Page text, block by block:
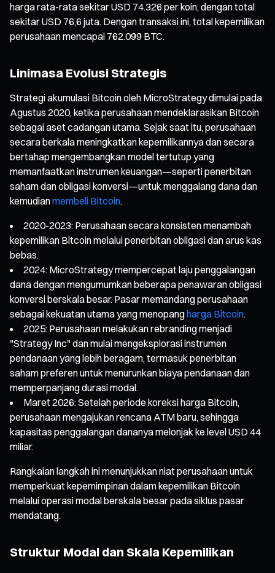
harga rata-rata sekitar USD 74.326 per koin, dengan total
sekitar USD 76,6 juta. Dengan transaksi ini, total kepemilikan
perusahaan mencapai 762.099 BTC.
Linimasa Evolusi Strategis
Strategi akumulasi Bitcoin oleh MicroStrategy dimulai pada
Agustus 2020, ketika perusahaan mendeklarasikan Bitcoin
sebagai aset cadangan utama. Sejak saat itu, perusahaan
secara berkala meningkatkan kepemilikannya dan secara
bertahap mengembangkan model tertutup yang
memanfaatkan instrumen keuangan—seperti penerbitan
saham dan obligasi konversi—untuk menggalang dana dan
kemudianmembeli Bitcoin.
2020-2023: Perusahaan secara konsisten menambah
kepemilikan Bitcoin melalui penerbitan obligasi dan arus kas
bebas.
2024: MicroStrategy mempercepat laju penggalangan
dana dengan mengumumkan beberapa penawaran obligasi
konversi berskala besar. Pasar memandang perusahaan
sebagai kekuatan utama yang menopangharga Bitcoin.
2025: Perusahaan melakukan rebranding menjadi
"Strategy Inc" dan mulai mengeksplorasi instrumen
pendanaan yang lebih beragam, termasuk penerbitan
saham preferen untuk menurunkan biaya pendanaan dan
memperpanjang durasi modal.
Maret 2026: Setelah periode koreksi harga Bitcoin,
perusahaan mengajukan rencana ATM baru, sehingga
kapasitas penggalangan dananya melonjak ke level USD 44
miliar.
Rangkaian langkah ini menunjukkan niat perusahaan untuk
memperkuat kepemimpinan dalam kepemilikan Bitcoin
melalui operasi modal berskala besar pada siklus pasar
mendatang.
Struktur Modal dan Skala Kepemilikan